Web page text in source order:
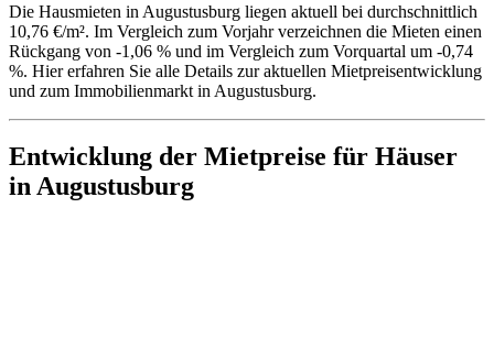
Die Hausmieten in Augustusburg liegen aktuell bei durchschnittlich
10,76 €/m². Im Vergleich zum Vorjahr verzeichnen die Mieten einen
Rückgang von -1,06 % und im Vergleich zum Vorquartal um -0,74
%. Hier erfahren Sie alle Details zur aktuellen Mietpreisentwicklung
und zum Immobilienmarkt in Augustusburg.
Entwicklung der Mietpreise für Häuser
in Augustusburg